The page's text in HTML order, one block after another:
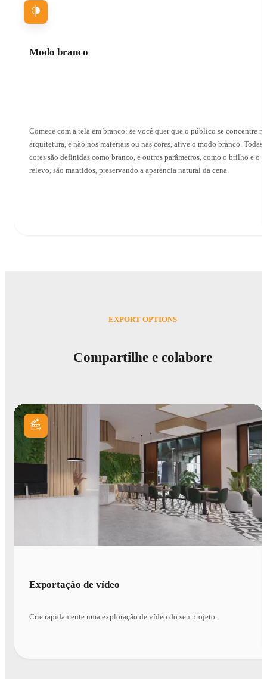
Modo branco
Comece com a tela em branco: se você quer que o público se concentre na
arquitetura, e não nos materiais ou nas cores, ative o modo branco. Todas
cores são definidas como branco, e outros parâmetros, como o brilho e o
relevo, são mantidos, preservando a aparência natural da cena.
Compartilhe e colabore
EXPORT OPTIONS
Exportação de vídeo
Crie rapidamente uma exploração de vídeo do seu projeto.